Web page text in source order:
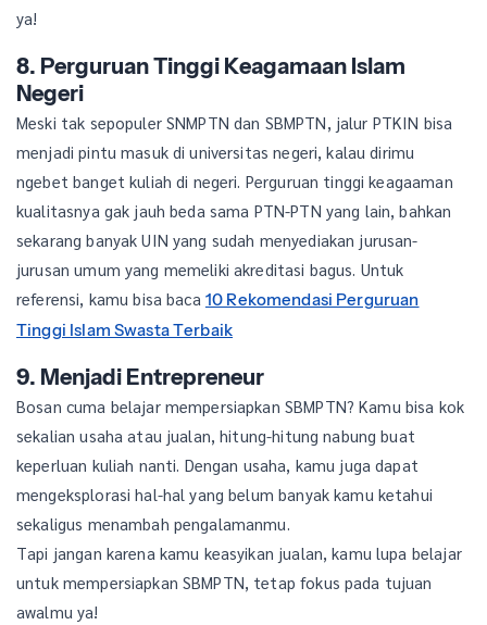
ya!
8. Perguruan Tinggi Keagamaan Islam
Negeri
Meski tak sepopuler SNMPTN dan SBMPTN, jalur PTKIN bisa
menjadi pintu masuk di universitas negeri, kalau dirimu
ngebet banget kuliah di negeri. Perguruan tinggi keagaaman
kualitasnya gak jauh beda sama PTN-PTN yang lain, bahkan
sekarang banyak UIN yang sudah menyediakan jurusan-
jurusan umum yang memeliki akreditasi bagus. Untuk
referensi, kamu bisa baca 10 Rekomendasi Perguruan
Tinggi Islam Swasta Terbaik
9. Menjadi Entrepreneur
Bosan cuma belajar mempersiapkan SBMPTN? Kamu bisa kok
sekalian usaha atau jualan, hitung-hitung nabung buat
keperluan kuliah nanti. Dengan usaha, kamu juga dapat
mengeksplorasi hal-hal yang belum banyak kamu ketahui
sekaligus menambah pengalamanmu.
Tapi jangan karena kamu keasyikan jualan, kamu lupa belajar
untuk mempersiapkan SBMPTN, tetap fokus pada tujuan
awalmu ya!